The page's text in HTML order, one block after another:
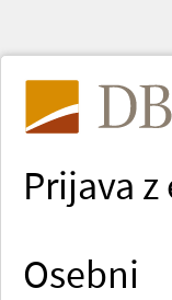
Prijava
Osebni